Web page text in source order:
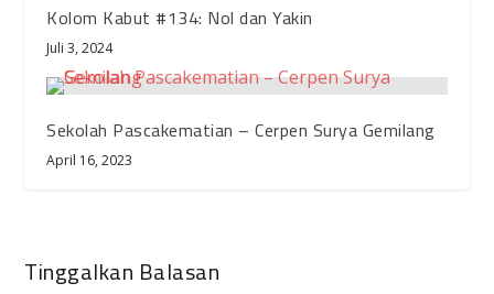
Kolom Kabut #134: Nol dan Yakin
Juli 3, 2024
Sekolah Pascakematian – Cerpen Surya Gemilang
April 16, 2023
Tinggalkan Balasan